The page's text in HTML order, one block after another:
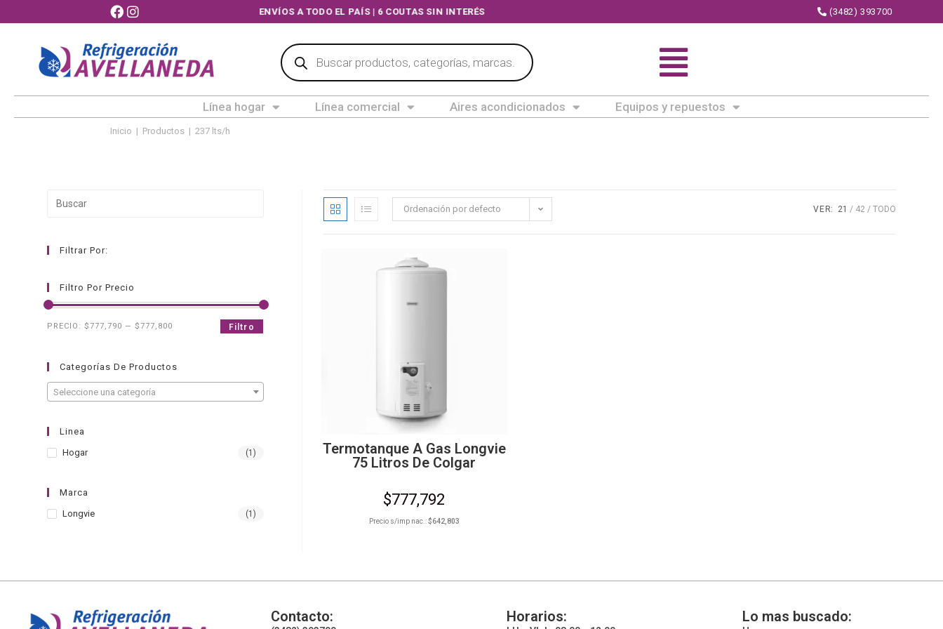
ENVÍOS A TODO EL PAÍS | 6 COUTAS SIN INTERÉS (3482) 393700
Línea hogar Línea comercial Aires acondicionados Equipos y repuestos
Inicio | Productos | 237 lts/h
Filtrar Por:
Filtro Por Precio
Filtro
PRECIO:$777,790 —$777,800
Categorías De Productos
Seleccione una categoría
Linea
Hogar
(1)
Marca
Longvie
(1)
Ordenación por defecto VER: 21 42 TODO
Termotanque A Gas Longvie
75 Litros De Colgar
$777,792
Precio s/imp nac.:$642,803
Contacto: Horarios: Lo mas buscado: